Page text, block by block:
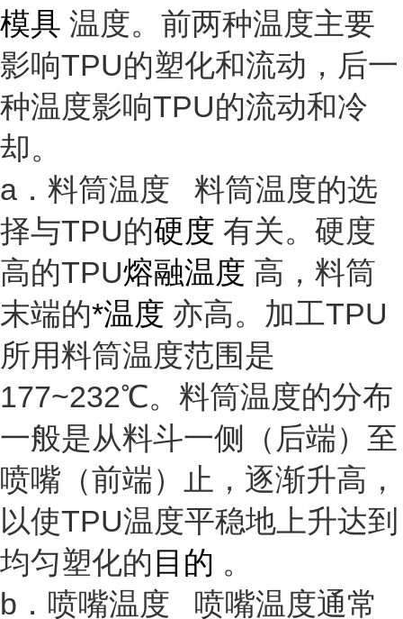
模具 温度。前两种温度主要
影响TPU的塑化和流动，后一
种温度影响TPU的流动和冷
却。
a．料筒温度 料筒温度的选
择与TPU的硬度 有关。硬度
高的TPU熔融温度 高，料筒
末端的*温度 亦高。加工TPU
所用料筒温度范围是
177~232℃。料筒温度的分布
一般是从料斗一侧（后端）至
喷嘴（前端）止，逐渐升高，
以使TPU温度平稳地上升达到
均匀塑化的 目的 。
b．喷嘴温度 喷嘴温度通常